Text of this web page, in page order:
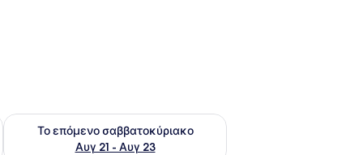
Αυγ 14 - Αυγ 16
Το επόμενο σαββατοκύριακο
Αυγ 21 - Αυγ 23
Έλεγχος διαθεσιμότητας για το επόμενο